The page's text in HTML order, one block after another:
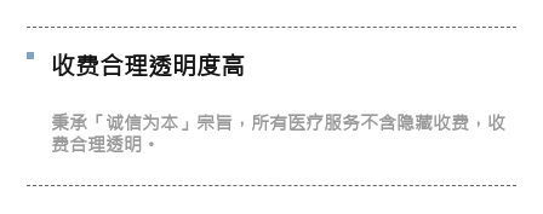
收费合理透明度高
秉承「诚信为本」宗旨，所有医疗服务不含隐藏收费，收
费合理透明。